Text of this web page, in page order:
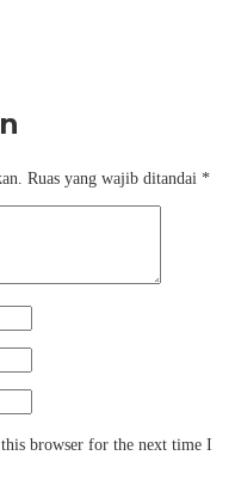
Ruas yang wajib ditandai *
browser for the next time I